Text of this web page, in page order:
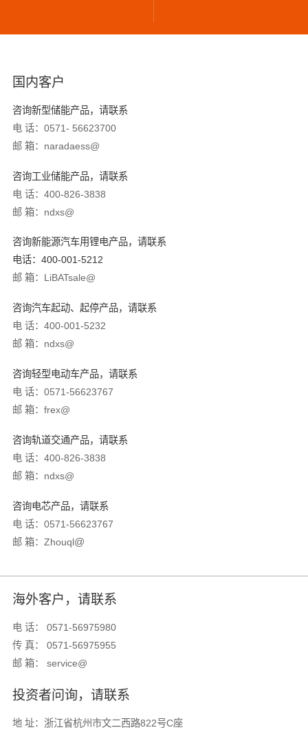
国内客户
咨询新型储能产品，请联系
电 话：0571- 56623700
邮 箱：naradaess@
咨询工业储能产品，请联系
电 话：400-826-3838
邮 箱：ndxs@
咨询新能源汽车用锂电产品，请联系
电话：400-001-5212
邮 箱：LiBATsale@
咨询汽车起动、起停产品，请联系
电 话：400-001-5232
邮 箱：ndxs@
咨询轻型电动车产品，请联系
电 话：0571-56623767
邮 箱：frex@
咨询轨道交通产品，请联系
电 话：400-826-3838
邮 箱：ndxs@
咨询电芯产品，请联系
电 话： 0571-56623767
邮 箱： Zhouql@
海外客户，请联系
电 话： 0571-56975980
传 真： 0571-56975955
邮 箱： service@
投资者问询，请联系
地 址：浙江省杭州市文二西路822号C座